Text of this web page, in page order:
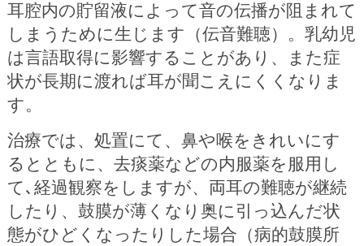
耳腔内の貯留液によって音の伝播が阻まれて
しまうために生じます（伝音難聴）。乳幼児
は言語取得に影響することがあり、また症
状が長期に渡れば耳が聞こえにくくなりま
す。
治療では、処置にて、鼻や喉をきれいにす
るとともに、去痰薬などの内服薬を服用し
て､経過観察をしますが、両耳の難聴が継続
したり、鼓膜が薄くなり奥に引っ込んだ状
態がひどくなったりした場合（病的鼓膜所